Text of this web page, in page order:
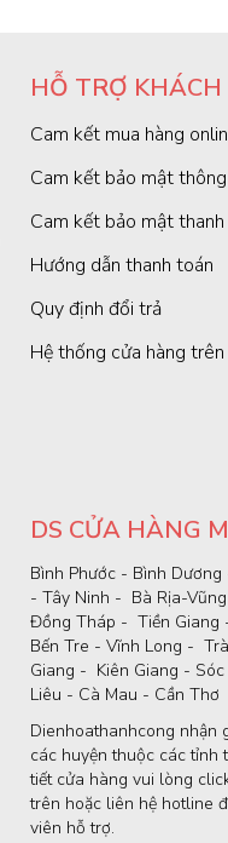
HỖ TRỢ
Cam kết mua hàng
Cam kết bảo mật
Cam kết bảo mật
Hướng dẫn thanh toán
Quy định đổi trả
Hệ thống cửa hàng
DS CỬA HÀNG
Bình Phước - Bình
- Tây Ninh - Bà Rịa-
Đồng Tháp - Tiền Giang
Bến Tre - Vĩnh Long -
Giang - Kiên Giang -
Liêu - Cà Mau - Cần Thơ
Dienhoathanhcong nhận
các huyện thuộc các tỉnh
tiết cửa hàng vui lòng
trên hoặc liên hệ hotline
viên hỗ trợ.